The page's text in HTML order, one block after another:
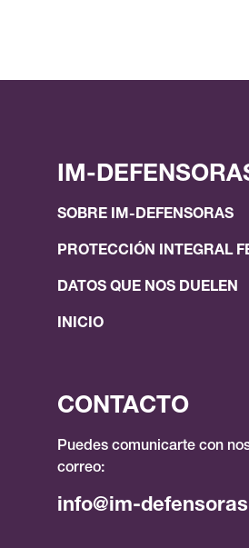
IM-
SOBRE IM-DEFENSORAS
PROTECCIÓN INTEGRAL
DATOS QUE NOS DUELEN
INICIO
CONTACTO
Puedes comunicarte con
correo:
info@im-